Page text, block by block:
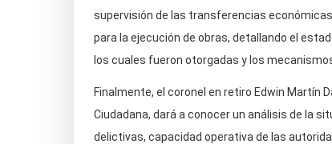
supervisión de las transferencias
para la ejecución de obras, detallando el
los cuales fueron otorgadas y los
Finalmente, el coronel en retiro Edwin Martín
Ciudadana, dará a conocer un análisis de la
delictivas, capacidad operativa de las